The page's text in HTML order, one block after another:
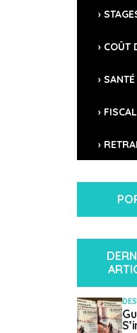
Ambassade de
Orientale, de la
COÛT
SANTÉ